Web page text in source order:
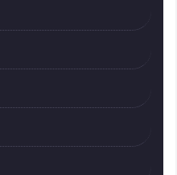
entre casal
e suposto
com os corpos
suspeita inicial de crime
que existiria um atrito
localizada na